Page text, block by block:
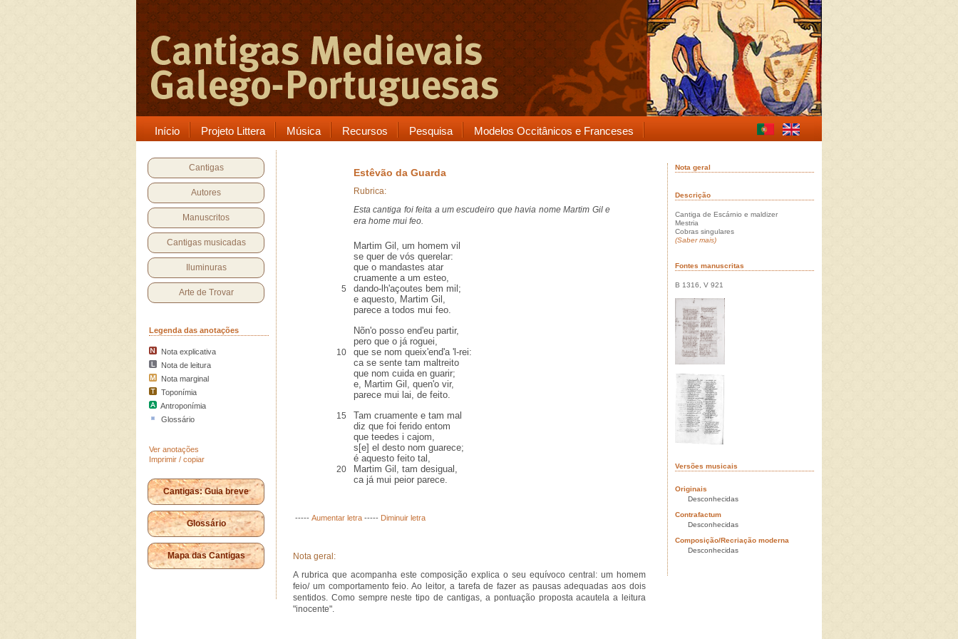
Início Projeto Littera Música Recursos Pesquisa Modelos Occitânicos e Franceses
Cantigas
Autores
Manuscritos
Cantigas musicadas
Iluminuras
Arte de Trovar
Legenda das anotações
Nota explicativa
Nota de leitura
Nota marginal
Toponímia
Antroponímia
Glossário
Ver anotações
Imprimir / copiar
Cantigas: Guia breve
Glossário
Mapa das Cantigas
Estêvão da Guarda
Rubrica:
Esta cantiga foi feita a um escudeiro que havia nome Martim Gil e
era home mui feo.
Martim Gil, um homem vil
se quer de vós querelar:
que o mandastes atar
cruamente a um esteo,
5
dando-lh'açoutes bem mil;
e aquesto, Martim Gil,
parece a todos mui feo.
Nõn'o posso end'eu partir,
pero que o já roguei,
10
que se nom queix'end'a 'l-rei:
ca se sente tam maltreito
que nom cuida en guarir;
e, Martim Gil, quen'o vir,
parece mui lai, de feito.
15
Tam cruamente e tam mal
diz que foi ferido entom
que teedes i cajom,
s[e] el desto nom guarece;
é aquesto feito tal,
20
Martim Gil, tam desigual,
ca já mui peior parece.
----- Aumentar letra ----- Diminuir letra
Nota geral:
A rubrica que acompanha este composição explica o seu equívoco central: um homem
feio/ um comportamento feio. Ao leitor, a tarefa de fazer as pausas adequadas aos dois
sentidos. Como sempre neste tipo de cantigas, a pontuação proposta acautela a leitura
"inocente".
Nota geral
Descrição
Cantiga de Escárnio e maldizer
Mestria
Cobras singulares
(Saber mais)
Fontes manuscritas
B 1316, V 921
Versões musicais
Originais
Desconhecidas
Contrafactum
Desconhecidas
Composição/Recriação moderna
Desconhecidas